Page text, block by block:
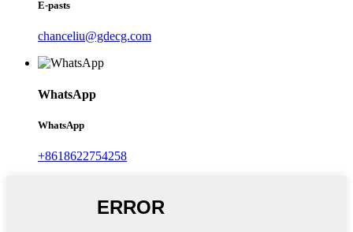
E-pasts
chanceliu@gdecg.com
WhatsApp
WhatsApp
+8618622754258